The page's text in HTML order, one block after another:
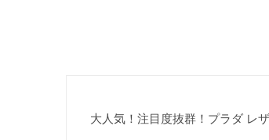
大人気！注目度抜群！プラダ レ